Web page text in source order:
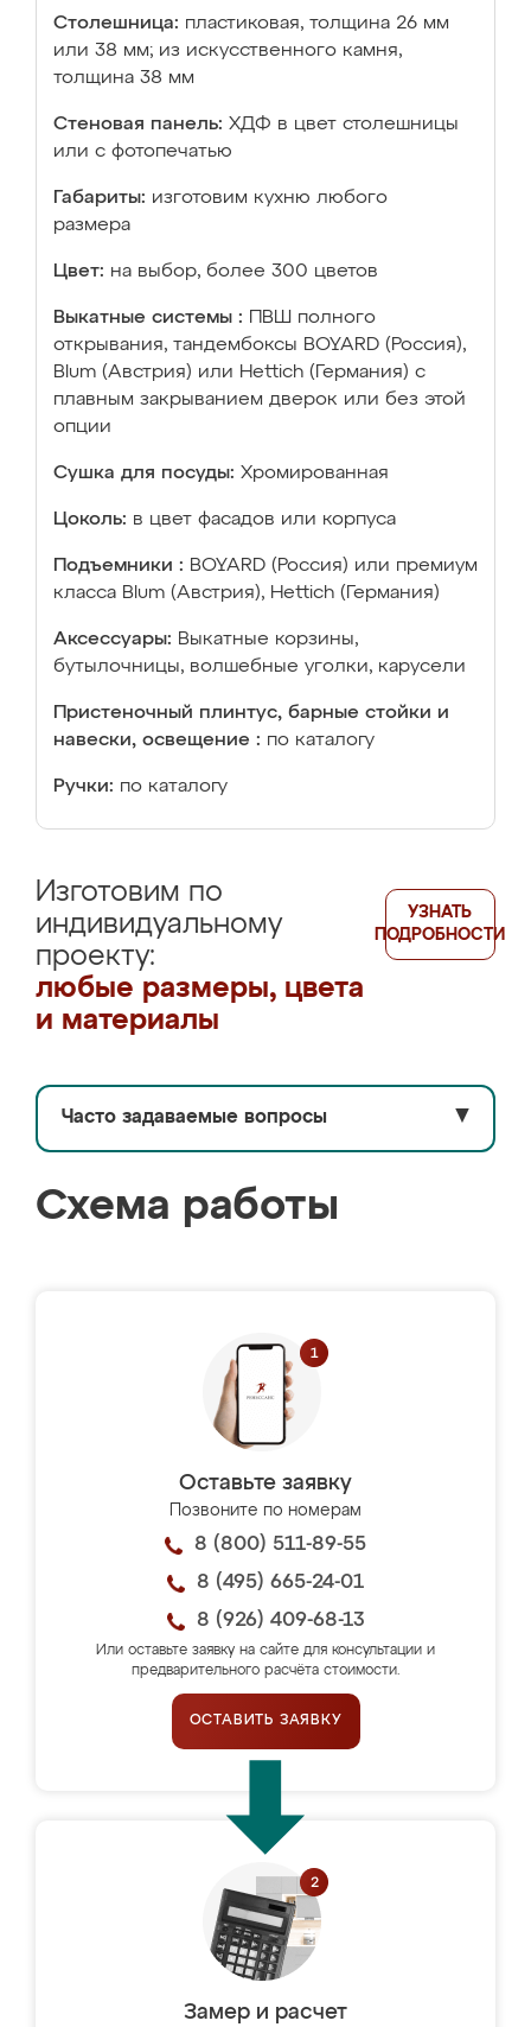
Столешница: пластиковая, толщина 26 мм
или 38 мм; из искусственного камня,
толщина 38 мм
Стеновая панель: ХДФ в цвет столешницы
или с фотопечатью
Габариты: изготовим кухню любого
размера
Цвет: на выбор, более 300 цветов
Выкатные системы :
ПВШ полного
открывания, тандембоксы BOYARD (Россия),
Blum (Австрия) или Hettich (Германия) с
плавным закрыванием дверок или без этой
опции
Сушка для посуды: Хромированная
Цоколь: в цвет фасадов или корпуса
Подъемники : BOYARD (Россия) или премиум
класса Blum (Австрия), Hettich (Германия)
Аксессуары: Выкатные корзины,
бутылочницы, волшебные уголки, карусели
Пристеночный плинтус, барные стойки и
навески, освещение : по каталогу
Ручки: по каталогу
Изготовим по
индивидуальному
проекту:
любые размеры, цвета
и материалы
УЗНАТЬ
ПОДРОБНОСТИ
Часто задаваемые вопросы ▼
Схема работы
Оставьте заявку
Позвоните по номерам
8 (800) 511-89-55
8 (495) 665-24-01
8 (926) 409-68-13
Или оставьте заявку на сайте для консультации и
предварительного расчёта стоимости.
ОСТАВИТЬ ЗАЯВКУ
Замер и расчет